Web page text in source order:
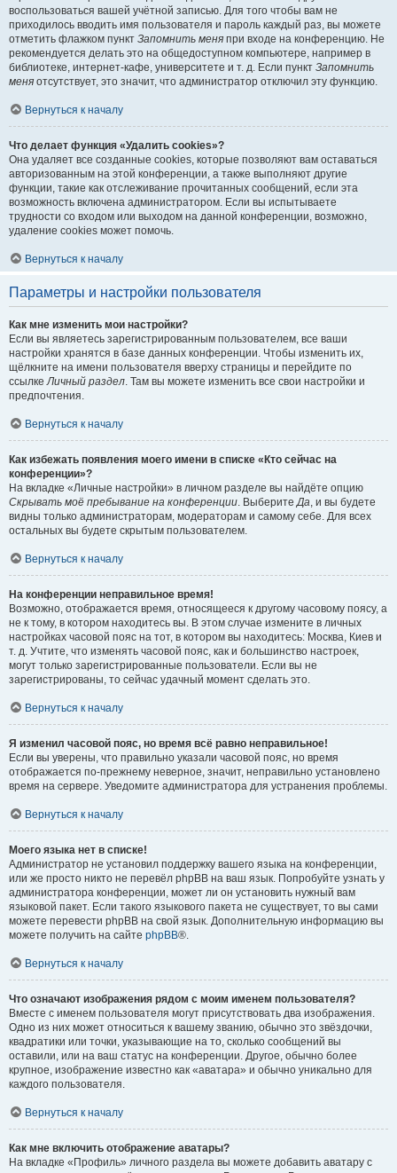
воспользоваться вашей учётной записью. Для того чтобы вам не
приходилось вводить имя пользователя и пароль каждый раз, вы можете
отметить флажком пункт Запомнить меня при входе на конференцию. Не
рекомендуется делать это на общедоступном компьютере, например в
библиотеке, интернет-кафе, университете и т. д. Если пункт Запомнить
меня отсутствует, это значит, что администратор отключил эту функцию.
Вернуться к началу
Что делает функция «Удалить cookies»?
Она удаляет все созданные cookies, которые позволяют вам оставаться
авторизованным на этой конференции, а также выполняют другие
функции, такие как отслеживание прочитанных сообщений, если эта
возможность включена администратором. Если вы испытываете
трудности со входом или выходом на данной конференции, возможно,
удаление cookies может помочь.
Вернуться к началу
Параметры и настройки пользователя
Как мне изменить мои настройки?
Если вы являетесь зарегистрированным пользователем, все ваши
настройки хранятся в базе данных конференции. Чтобы изменить их,
щёлкните на имени пользователя вверху страницы и перейдите по
ссылкеЛичный раздел. Там вы можете изменить все свои настройки и
предпочтения.
Вернуться к началу
Как избежать появления моего имени в списке «Кто сейчас на
конференции»?
На вкладке «Личные настройки» в личном разделе вы найдёте опцию
Скрывать моё пребывание на конференции. ВыберитеДа, и вы будете
видны только администраторам, модераторам и самому себе. Для всех
остальных вы будете скрытым пользователем.
Вернуться к началу
На конференции неправильное время!
Возможно, отображается время, относящееся к другому часовому поясу, а
не к тому, в котором находитесь вы. В этом случае измените в личных
настройках часовой пояс на тот, в котором вы находитесь: Москва, Киев и
т. д. Учтите, что изменять часовой пояс, как и большинство настроек,
могут только зарегистрированные пользователи. Если вы не
зарегистрированы, то сейчас удачный момент сделать это.
Вернуться к началу
Я изменил часовой пояс, но время всё равно неправильное!
Если вы уверены, что правильно указали часовой пояс, но время
отображается по-прежнему неверное, значит, неправильно установлено
время на сервере. Уведомите администратора для устранения проблемы.
Вернуться к началу
Моего языка нет в списке!
Администратор не установил поддержку вашего языка на конференции,
или же просто никто не перевёл phpBB на ваш язык. Попробуйте узнать у
администратора конференции, может ли он установить нужный вам
языковой пакет. Если такого языкового пакета не существует, то вы сами
можете перевести phpBB на свой язык. Дополнительную информацию вы
можете получить на сайте phpBB®.
Вернуться к началу
Что означают изображения рядом с моим именем пользователя?
Вместе с именем пользователя могут присутствовать два изображения.
Одно из них может относиться к вашему званию, обычно это звёздочки,
квадратики или точки, указывающие на то, сколько сообщений вы
оставили, или на ваш статус на конференции. Другое, обычно более
крупное, изображение известно как «аватара» и обычно уникально для
каждого пользователя.
Вернуться к началу
Как мне включить отображение аватары?
На вкладке «Профиль» личного раздела вы можете добавить аватару с